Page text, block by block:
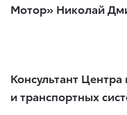
Мотор» Николай
Консультант
и транспортных